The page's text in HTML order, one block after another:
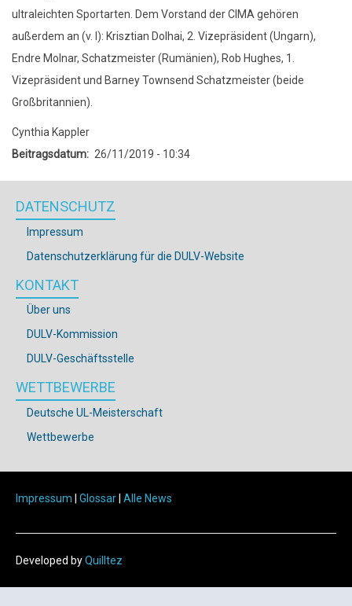
ultraleichten Sportarten. Dem Vorstand der CIMA gehören
außerdem an (v. l): Krisztian Dolhai, 2. Vizepräsident (Ungarn),
Endre Molnar, Schatzmeister (Rumänien), Rob Hughes, 1.
Vizepräsident und Barney Townsend Schatzmeister (beide
Großbritannien).
Cynthia Kappler
Beitragsdatum
26/11/2019 - 10:34
DATENSCHUTZ
Impressum
Datenschutzerklärung für die DULV-Website
KONTAKT
Über uns
DULV-Kommission
DULV-Geschäftsstelle
WETTBEWERBE
Deutsche UL-Meisterschaft
Wettbewerbe
Impressum | Glossar| Alle News
Developed byQuilltez